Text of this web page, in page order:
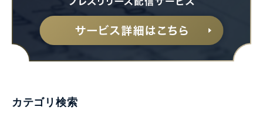
カテゴリ検索